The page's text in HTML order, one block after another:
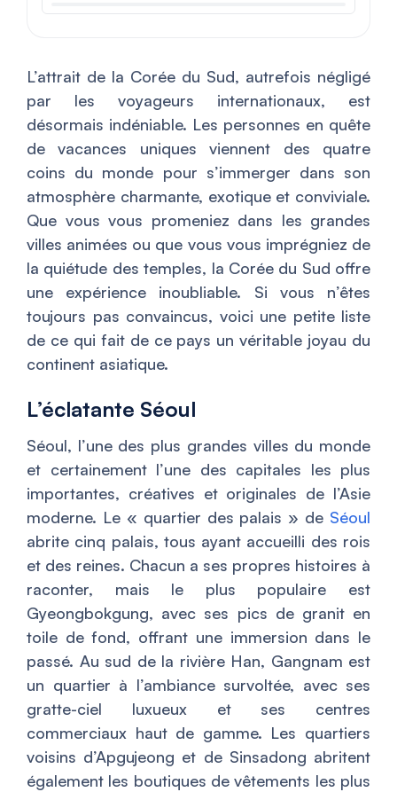
L’attrait de la Corée du Sud, autrefois négligé
par les voyageurs internationaux, est
désormais indéniable. Les personnes en quête
de vacances uniques viennent des quatre
coins du monde pour s’immerger dans son
atmosphère charmante, exotique et conviviale.
Que vous vous promeniez dans les grandes
villes animées ou que vous vous imprégniez de
la quiétude des temples, la Corée du Sud offre
une expérience inoubliable. Si vous n’êtes
toujours pas convaincus, voici une petite liste
de ce qui fait de ce pays un véritable joyau du
continent asiatique.
L’éclatante Séoul
Séoul, l’une des plus grandes villes du monde
et certainement l’une des capitales les plus
importantes, créatives et originales de l’Asie
moderne. Le « quartier des palais » de Séoul
abrite cinq palais, tous ayant accueilli des rois
et des reines. Chacun a ses propres histoires à
raconter, mais le plus populaire est
Gyeongbokgung, avec ses pics de granit en
toile de fond, offrant une immersion dans le
passé. Au sud de la rivière Han, Gangnam est
un quartier à l’ambiance survoltée, avec ses
gratte-ciel luxueux et ses centres
commerciaux haut de gamme. Les quartiers
voisins d’Apgujeong et de Sinsadong abritent
également les boutiques de vêtements les plus